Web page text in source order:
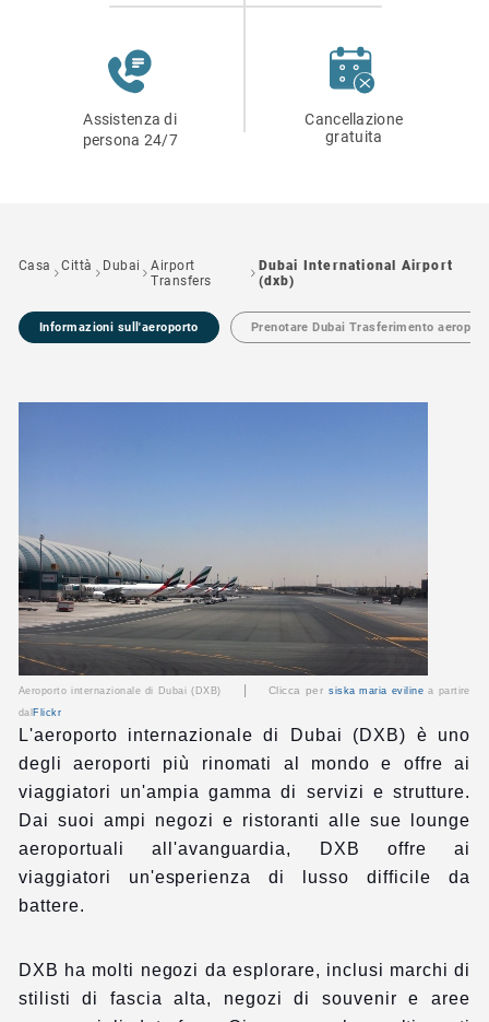
Cancellazione
gratuita
Assistenza di
persona 24/7
Casa Città Dubai
Airport
Transfers
Dubai International Airport
(dxb)
Informazioni sull'aeroporto Prenotare Dubai Trasferimento
Aeroporto internazionale di Dubai (DXB) Clicca per siska maria eviline a partire
dal Flickr
L'aeroporto internazionale di Dubai (DXB) è uno
degli aeroporti più rinomati al mondo e offre ai
viaggiatori un'ampia gamma di servizi e strutture.
Dai suoi ampi negozi e ristoranti alle sue lounge
aeroportuali all'avanguardia, DXB offre ai
viaggiatori un'esperienza di lusso difficile da
battere.
DXB ha molti negozi da esplorare, inclusi marchi di
stilisti di fascia alta, negozi di souvenir e aree